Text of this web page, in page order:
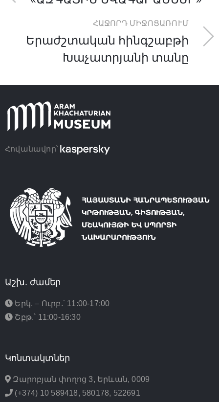
ՀԱՋՈՐԴ ՄԻՋՈՑԱՌՈՒՄ
Երաժշտական հինգշաբթի
Խաչատրյանի տանը
Հովանավոր՝
Աշխ. ժամեր
Երկ. – Ուրբ.՝ 11:00-17:00
Շբթ.՝ 11:00-16:30
Կոնտակտներ
Զարոբյան փողոց 3, Երևան, 0009
(+374) 10 589418, 580178, 522691